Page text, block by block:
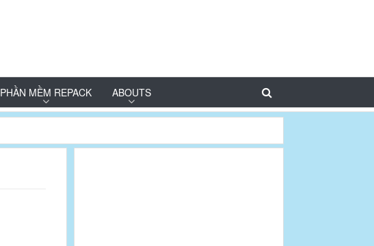
PHẦN MỀM REPACK ABOUTS